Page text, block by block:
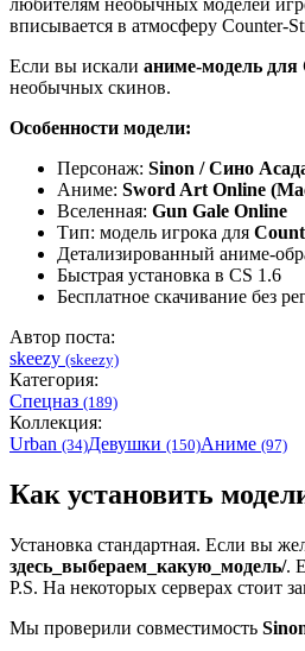
любителям необычных моделей
вписывается в атмосферу Counter-
Если вы искали аниме-модель для
необычных скинов.
Особенности модели:
Персонаж: Sinon / Сино
Аниме: Sword Art Online
Вселенная: Gun Gale Online
Тип: модель игрока для
Детализированный аниме-
Быстрая установка в CS 1.6
Бесплатное скачивание без
Автор поста:
skeezy (skeezy)
Категория:
Спецназ (189)
Коллекция:
Urban (34)Девушки (150)Аниме (97)
Как установить
Установка стандартная. Если вы
здесь_выбераем_какую_модель/.
P.S. На некоторых серверах стоит
Мы проверили совместимость